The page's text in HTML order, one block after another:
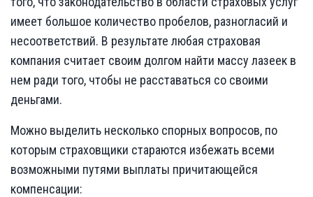
имеет большое количество пробелов, разногласий и
несоответствий. В результате любая страховая
компания считает своим долгом найти массу лазеек в
нем ради того, чтобы не расставаться со своими
деньгами.
Можно выделить несколько спорных вопросов, по
которым страховщики стараются избежать всеми
возможными путями выплаты причитающейся
компенсации: